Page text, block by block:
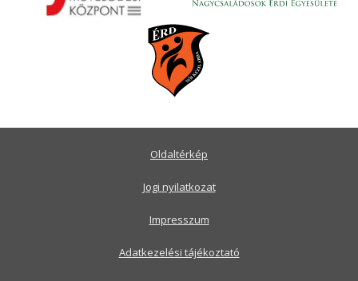
Oldaltérkép
Jogi nyilatkozat
Impresszum
Adatkezelési tájékoztató